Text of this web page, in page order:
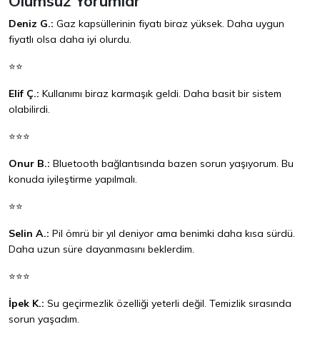
Deniz G.: Gaz kapsüllerinin fiyatı biraz yüksek. Daha uygun
fiyatlı olsa daha iyi olurdu.
⭐⭐
Elif Ç.: Kullanımı biraz karmaşık geldi. Daha basit bir sistem
olabilirdi.
⭐⭐⭐
Onur B.: Bluetooth bağlantısında bazen sorun yaşıyorum. Bu
konuda iyileştirme yapılmalı.
⭐⭐
Selin A.: Pil ömrü bir yıl deniyor ama benimki daha kısa sürdü.
Daha uzun süre dayanmasını beklerdim.
⭐⭐⭐
İpek K.: Su geçirmezlik özelliği yeterli değil. Temizlik sırasında
sorun yaşadım.